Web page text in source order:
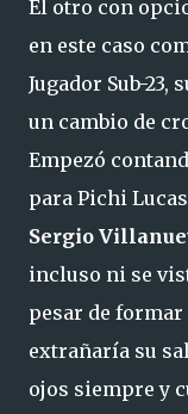
El otro con
en este caso
Jugador Sub-23,
un cambio de
Empezó
para Pichi
Sergio
incluso ni se
pesar de
extrañaría su
ojos siempre y